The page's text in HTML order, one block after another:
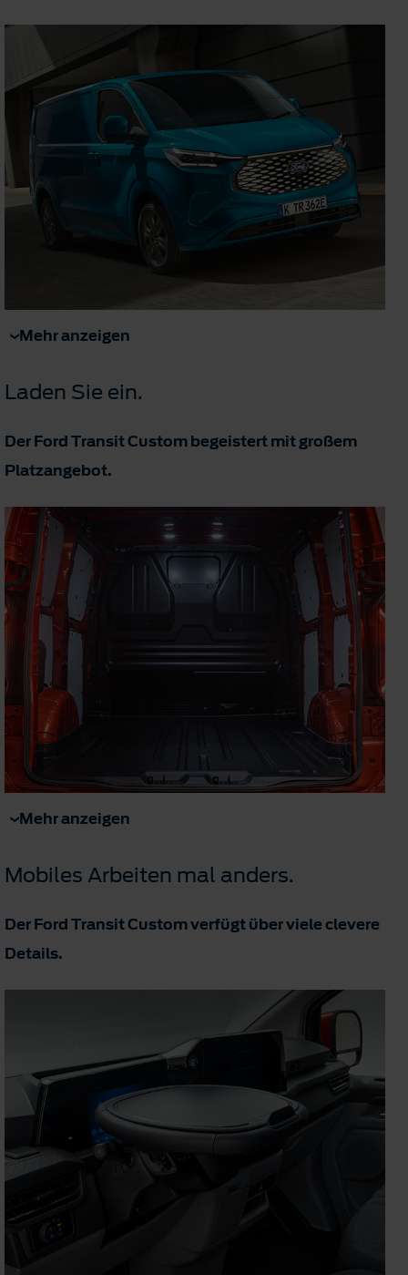
Mehr anzeigen
Laden Sie ein.
Der Ford Transit Custom begeistert mit großem
Platzangebot.
Mehr anzeigen
Mobiles Arbeiten mal anders.
Der Ford Transit Custom verfügt über viele clevere
Details.